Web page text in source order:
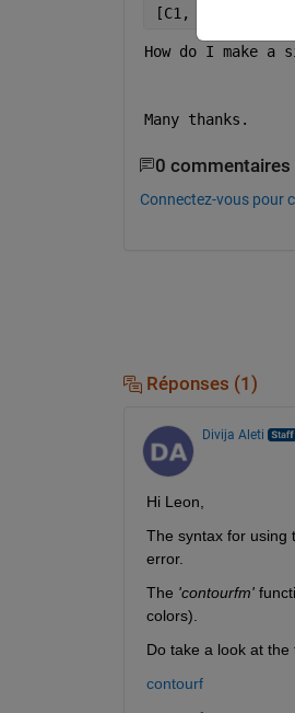
[C1, h1] =
How do I make a
Many thanks.
0 commentaires
Connectez-vous pour
Réponses (1)
Divija Aleti
Hi Leon,
The syntax for using
error.
The 'contourfm'
colors).
Do take a look at
contourf